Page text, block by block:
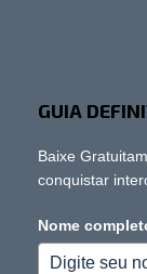
GUIA
Baixe
conquistar
Nome